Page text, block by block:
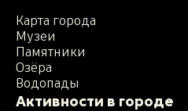
Карта города
Музеи
Памятники
Озёра
Водопады
Активности в городе